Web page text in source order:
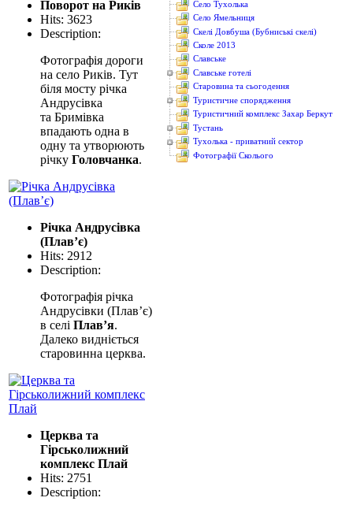
Поворот на Риків
Hits: 3623
Description:
Фотографія дороги
на село Риків. Тут
біля мосту річка
Андрусівка
та Бримівка
впадають одна в
одну та утворюють
річку Головчанка.
Річка Андрусівка
(Плав’є)
Hits: 2912
Description:
Фотографія річка
Андрусівки (Плав’є)
в селі Плав’я.
Далеко видніється
старовинна церква.
Церква та
Гірськолижний
комплекс Плай
Hits: 2751
Description:
Село Тухолька
Село Ямельниця
Скелі Довбуша (Бубниські скелі)
Сколе 2013
Славське
Славське готелі
Старовина та сьогодення
Туристичне спорядження
Туристичний комплекс Захар Беркут
Тустань
Тухолька - приватний сектор
Фотографії Сколього